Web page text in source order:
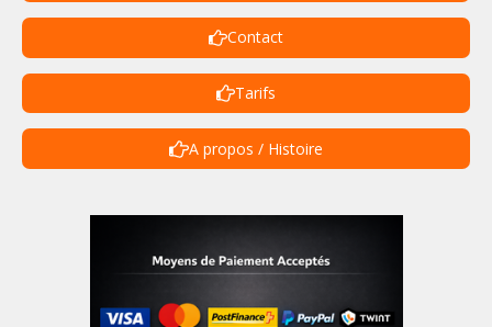
Contact
Tarifs
A propos / Histoire